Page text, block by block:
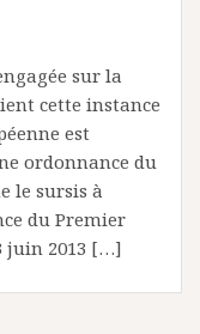
sur la
cette instance
est
ordonnance du
le sursis à
du Premier
juin 2013 […]